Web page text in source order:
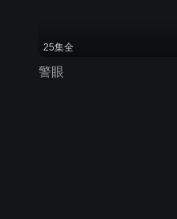
25集全
警眼